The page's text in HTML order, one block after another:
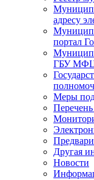
адресу
портал
ГБУ
Меры
Другая
Новости